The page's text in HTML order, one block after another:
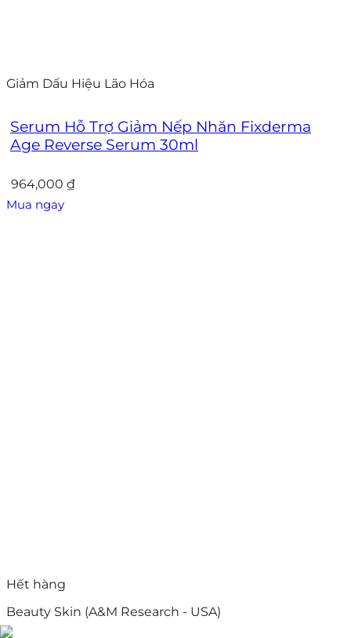
Giảm Dấu Hiệu Lão Hóa
Serum Hỗ Trợ Giảm Nếp Nhăn Fixderma
Age Reverse Serum 30ml
964,000 ₫
Hết hàng
Beauty Skin (A&M Research - USA)